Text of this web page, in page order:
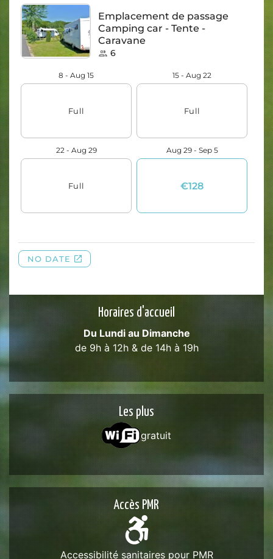
Horaires d'accueil
Du Lundi au Dimanche
de 9h à 12h & de 14h à 19h
Les plus
gratuit
Accès PMR
Accessibilité sanitaires pour PMR